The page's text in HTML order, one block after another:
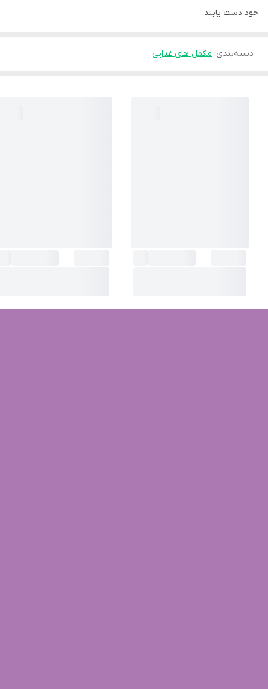
خود دست یابند.
دسته‌بندی: مکمل های غذایی